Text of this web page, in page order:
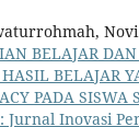
BELAJAR
BELAJAR
PADA SISWA
Jurnal Inovasi